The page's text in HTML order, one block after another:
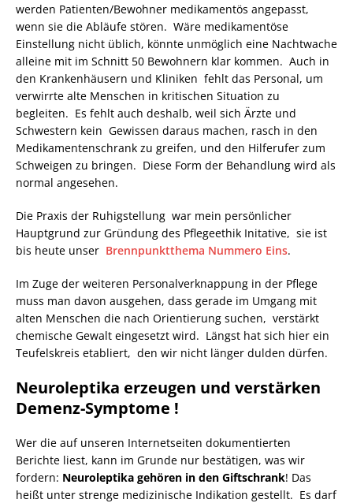
werden Patienten/Bewohner medikamentös angepasst,
wenn sie die Abläufe stören. Wäre medikamentöse
Einstellung nicht üblich, könnte unmöglich eine Nachtwache
alleine mit im Schnitt 50 Bewohnern klar kommen. Auch in
den Krankenhäusern und Kliniken fehlt das Personal, um
verwirrte alte Menschen in kritischen Situation zu
begleiten. Es fehlt auch deshalb, weil sich Ärzte und
Schwestern kein Gewissen daraus machen, rasch in den
Medikamentenschrank zu greifen, und den Hilferufer zum
Schweigen zu bringen. Diese Form der Behandlung wird als
normal angesehen.
Die Praxis der Ruhigstellung war mein persönlicher
Hauptgrund zur Gründung des Pflegeethik Initative, sie ist
bis heute unser Brennpunktthema Nummero Eins.
Im Zuge der weiteren Personalverknappung in der Pflege
muss man davon ausgehen, dass gerade im Umgang mit
alten Menschen die nach Orientierung suchen, verstärkt
chemische Gewalt eingesetzt wird. Längst hat sich hier ein
Teufelskreis etabliert, den wir nicht länger dulden dürfen.
Neuroleptika erzeugen und verstärken
Demenz-Symptome !
Wer die auf unseren Internetseiten dokumentierten
Berichte liest, kann im Grunde nur bestätigen, was wir
fordern: Neuroleptika gehören in den Giftschrank! Das
heißt unter strenge medizinische Indikation gestellt. Es darf